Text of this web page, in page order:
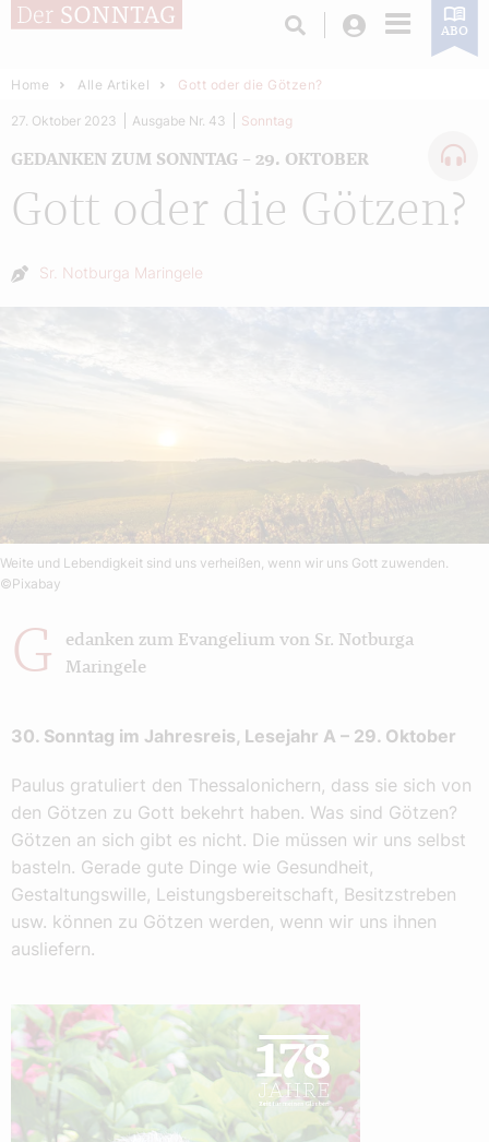
Login ABO
Home Alle Artikel Gott oder die Götzen?
Gott oder die Götzen?
GEDANKEN ZUM SONNTAG – 29. OKTOBER
27. Oktober 2023 Ausgabe Nr. 43 Sonntag
Autor:
Sr. Notburga Maringele
Weite und Lebendigkeit sind uns verheißen, wenn wir uns Gott zuwenden.
©Pixabay
G
edanken zum Evangelium von Sr. Notburga
Maringele
30. Sonntag im Jahresreis, Lesejahr A – 29. Oktober
Paulus gratuliert den Thessalonichern, dass sie sich von
den Götzen zu Gott bekehrt haben. Was sind Götzen?
Götzen an sich gibt es nicht. Die müssen wir uns selbst
basteln. Gerade gute Dinge wie Gesundheit,
Gestaltungswille, Leistungsbereitschaft, Besitzstreben
usw. können zu Götzen werden, wenn wir uns ihnen
ausliefern.